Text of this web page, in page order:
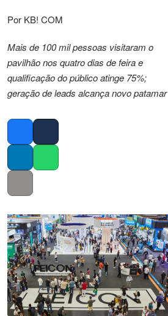
Por KB! COM
Mais de 100 mil pessoas visitaram o
pavilhão nos quatro dias de feira e
qualificação do público atinge 75%;
geração de leads alcança novo patamar
Facebook
Twitter
LinkedInWhatsapp
Copy link